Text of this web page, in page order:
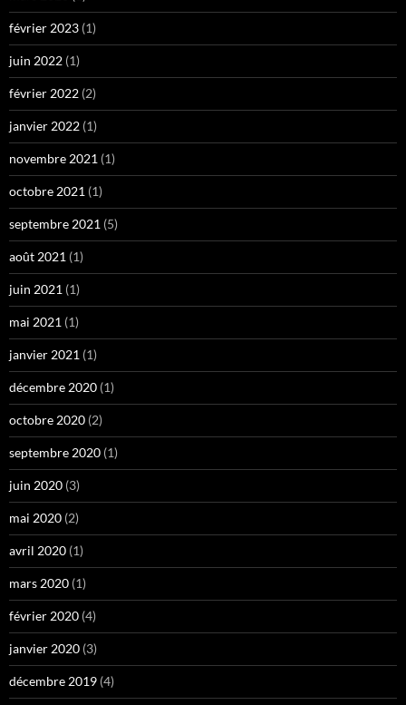
février 2023 (1)
juin 2022 (1)
février 2022 (2)
janvier 2022 (1)
novembre 2021 (1)
octobre 2021 (1)
septembre 2021 (5)
août 2021 (1)
juin 2021 (1)
mai 2021 (1)
janvier 2021 (1)
décembre 2020 (1)
octobre 2020 (2)
septembre 2020 (1)
juin 2020 (3)
mai 2020 (2)
avril 2020 (1)
mars 2020 (1)
février 2020 (4)
janvier 2020 (3)
décembre 2019 (4)